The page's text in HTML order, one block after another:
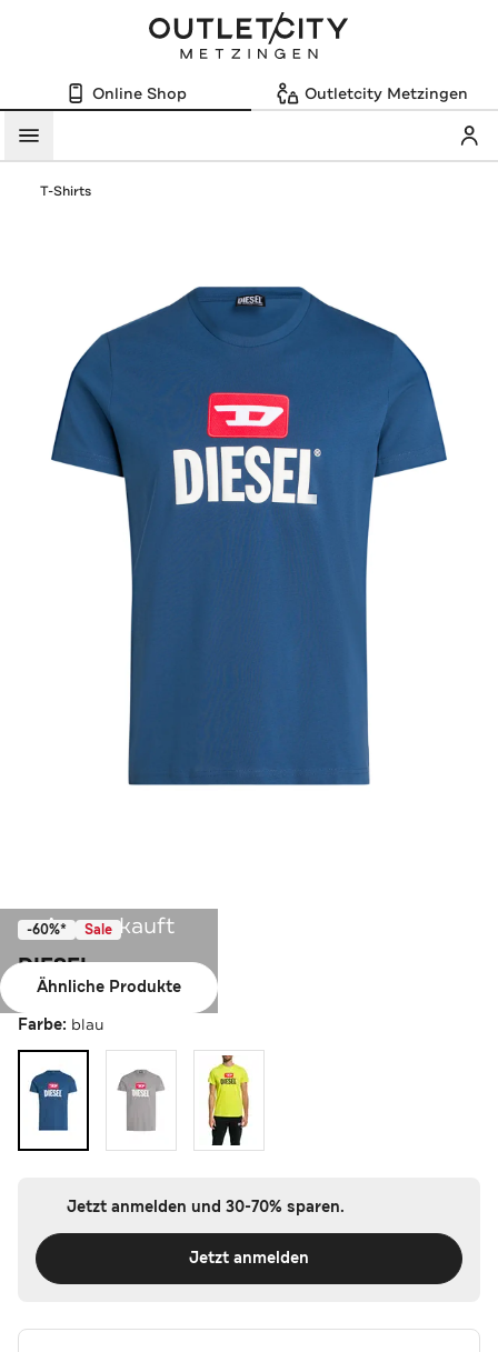
Online Shop Outletcity Metzingen
Menü
T-Shirts
Ausverkauft
Ähnliche Produkte
-60%* Sale
DIESEL
T-Shirt blau
Farbe: blau
Jetzt anmelden und 30-70% sparen.
Jetzt anmelden